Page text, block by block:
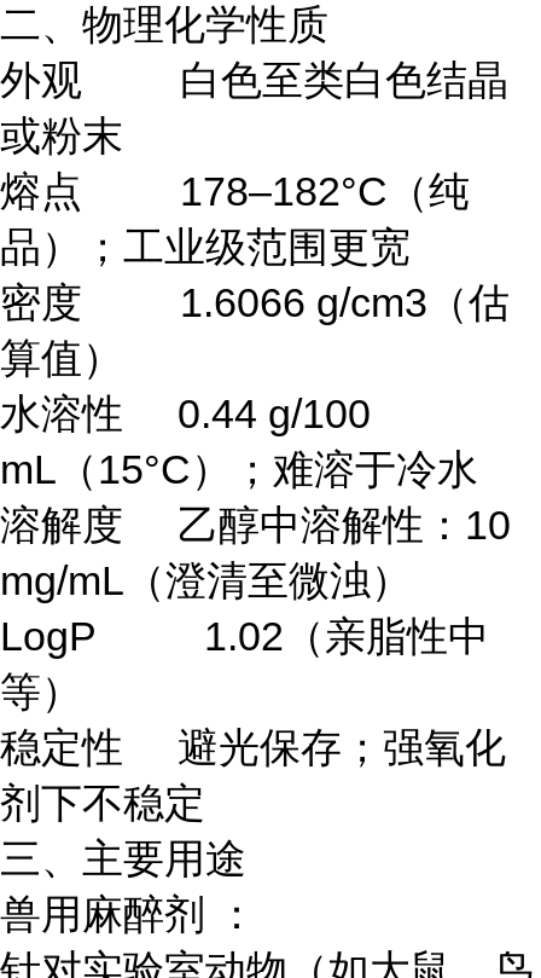
二、物理化学性质
外观 白色至类白色结晶
或粉末
熔点 178–182°C（纯
品）；工业级范围更宽
密度 1.6066 g/cm3（估
算值）
水溶性 0.44 g/100
mL（15°C）；难溶于冷水
溶解度 乙醇中溶解性：10
mg/mL（澄清至微浊）
LogP 1.02（亲脂性中
等）
稳定性 避光保存；强氧化
剂下不稳定
三、主要用途
兽用麻醉剂 ：